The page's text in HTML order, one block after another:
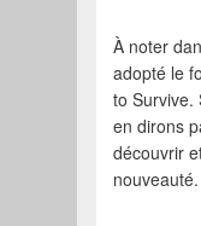
À noter
adopté le
to Survive.
en dirons
découvrir
nouveauté.